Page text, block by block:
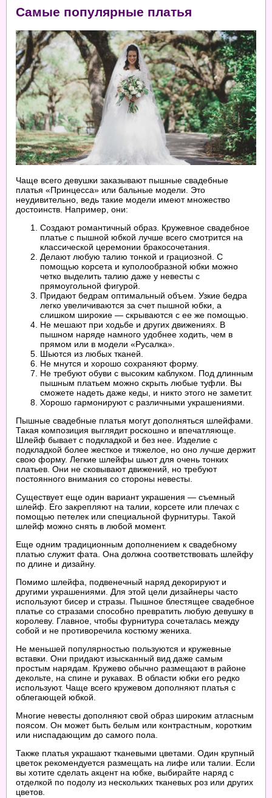
Самые популярные платья
Чаще всего девушки заказывают пышные свадебные
платья «Принцесса» или бальные модели. Это
неудивительно, ведь такие модели имеют множество
достоинств. Например, они:
Создают романтичный образ. Кружевное свадебное
платье с пышной юбкой лучше всего смотрится на
классической церемонии бракосочетания.
Делают любую талию тонкой и грациозной. С
помощью корсета и куполообразной юбки можно
четко выделить талию даже у невесты с
прямоугольной фигурой.
Придают бедрам оптимальный объем. Узкие бедра
легко увеличиваются за счет пышной юбки, а
слишком широкие — скрываются с ее же помощью.
Не мешают при ходьбе и других движениях. В
пышном наряде намного удобнее ходить, чем в
прямом или в модели «Русалка».
Шьются из любых тканей.
Не мнутся и хорошо сохраняют форму.
Не требуют обуви с высоким каблуком. Под длинным
пышным платьем можно скрыть любые туфли. Вы
сможете надеть даже кеды, и никто этого не заметит.
Хорошо гармонируют с различными украшениями.
Пышные свадебные платья могут дополняться шлейфами.
Такая композиция выглядит роскошно и впечатляюще.
Шлейф бывает с подкладкой и без нее. Изделие с
подкладкой более жесткое и тяжелое, но оно лучше держит
свою форму. Легкие шлейфы шьют для очень тонких
платьев. Они не сковывают движений, но требуют
постоянного внимания со стороны невесты.
Существует еще один вариант украшения — съемный
шлейф. Его закрепляют на талии, корсете или плечах с
помощью петелек или специальной фурнитуры. Такой
шлейф можно снять в любой момент.
Еще одним традиционным дополнением к свадебному
платью служит фата. Она должна соответствовать шлейфу
по длине и дизайну.
Помимо шлейфа, подвенечный наряд декорируют и
другими украшениями. Для этой цели дизайнеры часто
используют бисер и стразы. Пышное блестящее свадебное
платье со стразами способно превратить любую девушку в
королеву. Главное, чтобы фурнитура сочеталась между
собой и не противоречила костюму жениха.
Не меньшей популярностью пользуются и кружевные
вставки. Они придают изысканный вид даже самым
простым нарядам. Кружево обычно размещают в районе
декольте, на спине и рукавах. В области юбки его редко
используют. Чаще всего кружевом дополняют платья с
облегающей юбкой.
Многие невесты дополняют свой образ широким атласным
поясом. Он может быть белым или контрастным, коротким
или ниспадающим до самого пола.
Также платья украшают тканевыми цветами. Один крупный
цветок рекомендуется размещать на лифе или талии. Если
вы хотите сделать акцент на юбке, выбирайте наряд с
отделкой по подолу из нескольких тканевых роз или других
цветов.